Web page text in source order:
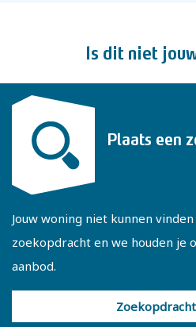
afspraak in via onze website of
Dat is geen probleem, bel of e-
afspraak op een ander moment.
Is dit niet
Plaats een
Jouw woning niet kunnen
zoekopdracht en we houden je
aanbod.